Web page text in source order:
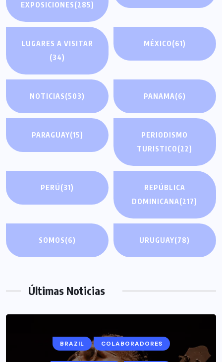
EXPOSICIONES(285)
LUGARES A VISITAR
(34)
MÉXICO(61)
NOTICIAS(503) PANAMA(6)
PARAGUAY(15)
PERIODISMO
TURISTICO(22)
PERÚ(31)
REPÚBLICA
DOMINICANA(217)
SOMOS(6) URUGUAY(78)
Últimas Noticias
BRAZIL COLABORADORES